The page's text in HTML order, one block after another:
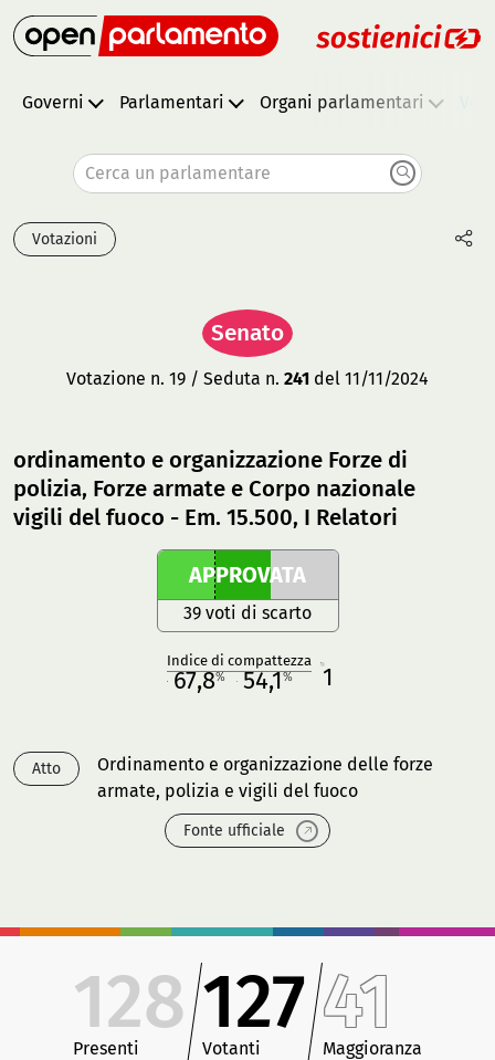
Governi Parlamentari Organi parlamentari
Cerca un parlamentare
Votazioni
Senato
Votazione n. 19 / Seduta n. 241 del 11/11/2024
ordinamento e organizzazione Forze di
polizia, Forze armate e Corpo nazionale
vigili del fuoco - Em. 15.500, I Relatori
APPROVATA
39 voti di scarto
Indice di compattezza
67,8% 54,1% 1
Atto
Ordinamento e organizzazione delle forze
armate, polizia e vigili del fuoco
Fonte ufficiale
128
Presenti
127
Votanti
41
Maggioranza